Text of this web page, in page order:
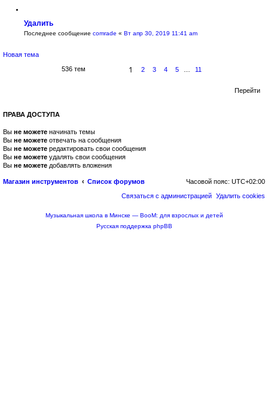
Удалить
Последнее сообщение comrade « Вт апр 30, 2019 11:41 am
Новая тема
536 тем
з
1
1
1 2 3 4 5 11
Перейти
ПРАВА ДОСТУПА
Вы не можете начинать темы
Вы не можете отвечать на сообщения
Вы не можете редактировать свои сообщения
Вы не можете удалять свои сообщения
Вы не можете добавлять вложения
Магазин инструментов Список форумов Часовой пояс: UTC+02:00
Удалить cookies
Связаться с администрацией
Музыкальная школа в Минске — BooM: для взрослых и детей
Русская поддержка phpBB